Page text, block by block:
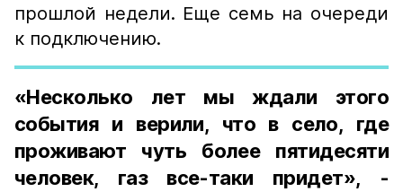
прошлой недели. Еще семь на очереди
к подключению.
«Несколько лет мы ждали этого
события и верили, что в село, где
проживают чуть более пятидесяти
человек, газ все-таки придет», -